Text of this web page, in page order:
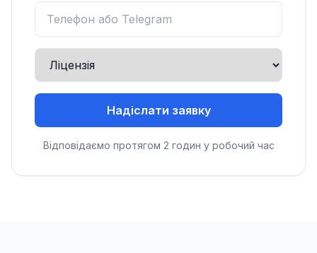
Надіслати заявку
Відповідаємо протягом 2 годин у робочий час